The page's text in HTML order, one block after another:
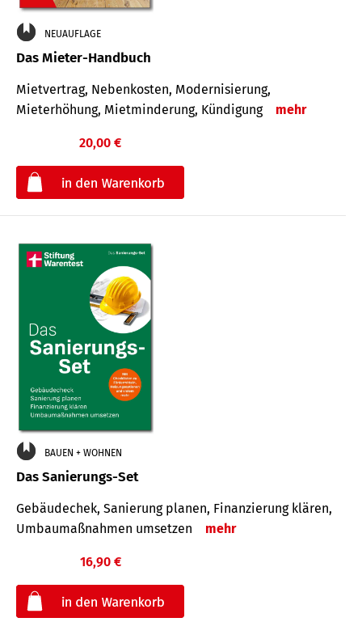
NEUAUFLAGE
Das Mieter-Handbuch
Mietvertrag, Nebenkosten, Modernisierung,
Mieterhöhung, Mietminderung, Kündigung
mehr
20,00 €
BAUEN + WOHNEN
Das Sanierungs-Set
Gebäudechek, Sanierung planen, Finanzierung klären,
Umbaumaßnahmen umsetzen
mehr
16,90 €